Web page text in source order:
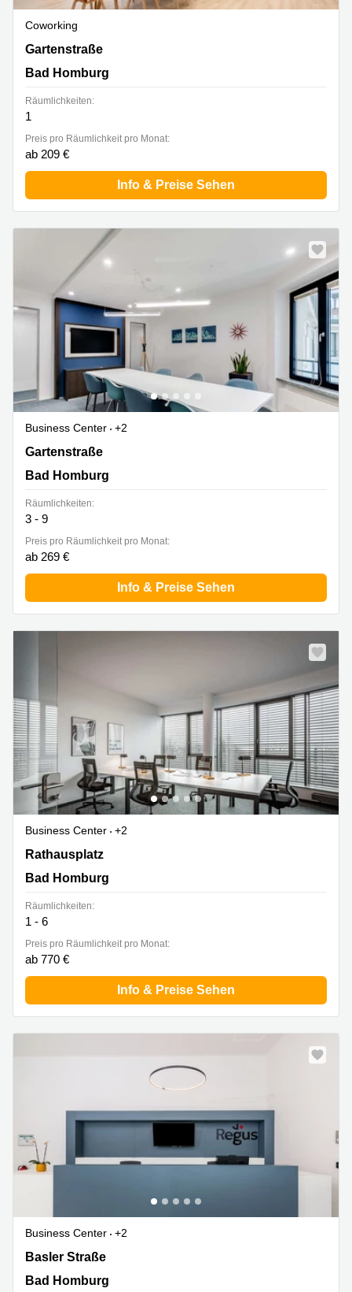
Coworking
Gartenstraße 25-29, Bad Homburg
Gartenstraße
Bad Homburg
Räumlichkeiten:
1
Preis pro Räumlichkeit pro Monat:
ab 209 €
Info & Preise Sehen
Business Center
+2
Gartenstraße 25-29, Bad Homburg
Gartenstraße
Bad Homburg
Räumlichkeiten:
3 - 9
Preis pro Räumlichkeit pro Monat:
ab 269 €
Info & Preise Sehen
Business Center
+2
Rathausplatz 12, Bad Homburg
Rathausplatz
Bad Homburg
Räumlichkeiten:
1 - 6
Preis pro Räumlichkeit pro Monat:
ab 770 €
Info & Preise Sehen
Business Center
+2
Basler Straße 3, Bad Homburg
Basler Straße
Bad Homburg